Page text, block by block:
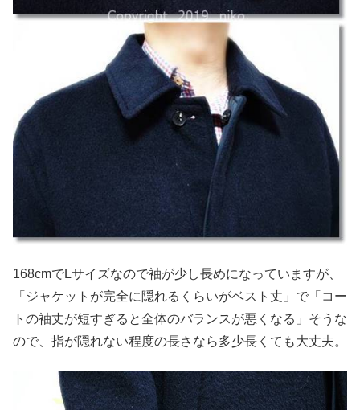
168cmでLサイズなので袖が少し長めになっていますが、
「ジャケットが完全に隠れるくらいがベスト丈」で「コー
トの袖丈が短すぎると全体のバランスが悪くなる」そうな
ので、指が隠れない程度の長さなら多少長くても大丈夫。